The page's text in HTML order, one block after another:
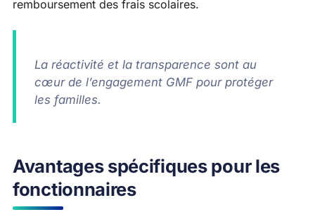
remboursement des frais scolaires.
La réactivité et la transparence sont au
cœur de l’engagement GMF pour protéger
les familles.
Avantages spécifiques pour les
fonctionnaires